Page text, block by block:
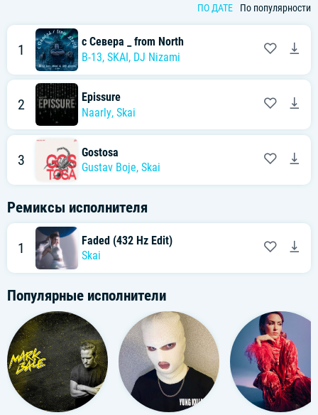
ПО ДАТЕ По популярности
1
с Севера _ from North
B-13, SKAI , DJ Nizami
2
Epissure
Naarly, Skai
3
Gostosa
Gustav Boje, Skai
Ремиксы исполнителя
1
Faded (432 Hz Edit)
Skai
Популярные исполнители